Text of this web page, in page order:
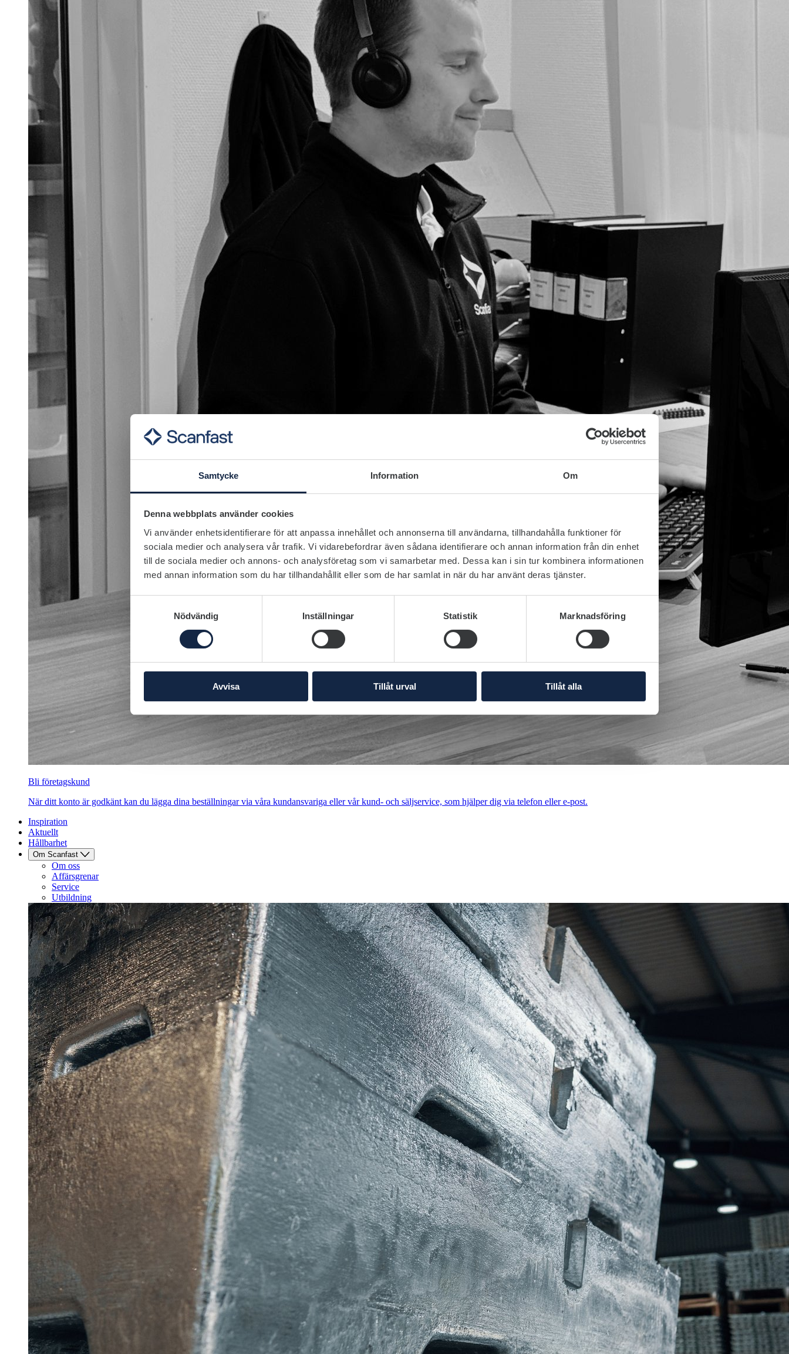
Samtycke Information Om
Denna webbplats använder cookies
Vi använder enhetsidentifierare för att anpassa innehållet och annonserna till användarna, tillhandahålla funktioner för
sociala medier och analysera vår trafik. Vi vidarebefordrar även sådana identifierare och annan information från din enhet
till de sociala medier och annons- och analysföretag som vi samarbetar med. Dessa kan i sin tur kombinera informationen
med annan information som du har tillhandahållit eller som de har samlat in när du har använt deras tjänster.
Nödvändig
Inställningar Statistik Marknadsföring
Avvisa Tillåt urval Tillåt alla
Bli företagskund
När ditt konto är godkänt kan du lägga dina beställningar via våra kundansvariga eller vår kund- och säljservice, som hjälper dig via telefon eller e-post.
Inspiration
Aktuellt
Hållbarhet
Om Scanfast
Om oss
Affärsgrenar
Service
Utbildning